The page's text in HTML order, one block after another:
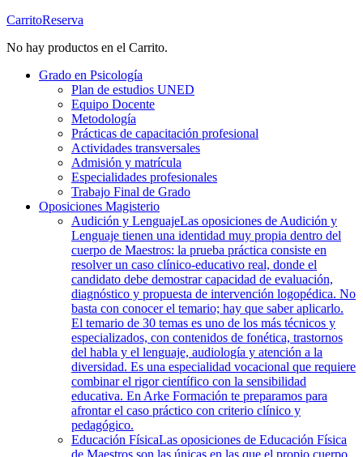
CarritoReserva
No hay productos en el Carrito.
Grado en Psicología
Plan de estudios UNED
Equipo Docente
Metodología
Prácticas de capacitación profesional
Actividades transversales
Admisión y matrícula
Especialidades profesionales
Trabajo Final de Grado
Oposiciones Magisterio
Audición y LenguajeLas oposiciones de Audición y
Lenguaje tienen una identidad muy propia dentro del
cuerpo de Maestros: la prueba práctica consiste en
resolver un caso clínico-educativo real, donde el
candidato debe demostrar capacidad de evaluación,
diagnóstico y propuesta de intervención logopédica. No
basta con conocer el temario; hay que saber aplicarlo.
El temario de 30 temas es uno de los más técnicos y
especializados, con contenidos de fonética, trastornos
del habla y el lenguaje, audiología y atención a la
diversidad. Es una especialidad vocacional que requiere
combinar el rigor científico con la sensibilidad
educativa. En Arke Formación te preparamos para
afrontar el caso práctico con criterio clínico y
pedagógico.
Educación FísicaLas oposiciones de Educación Física
de Maestros son las únicas en las que el propio cuerpo